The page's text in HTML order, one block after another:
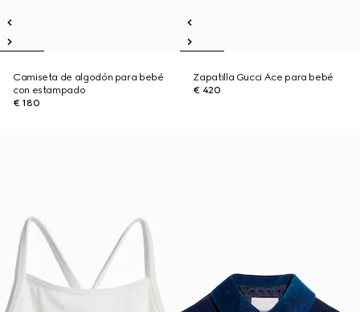
Camiseta de algodón para bebé
con estampado
€ 180
Zapatilla Gucci Ace para bebé
€ 420